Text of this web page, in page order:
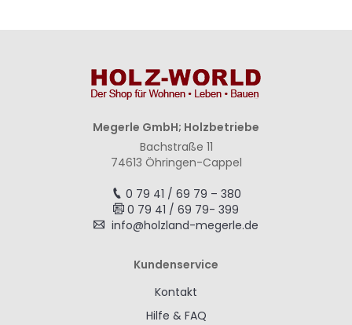
Megerle GmbH; Holzbetriebe
Bachstraße 11
74613 Öhringen-Cappel
0 79 41 / 69 79 – 380
0 79 41 / 69 79- 399
info@holzland-megerle.de
Kundenservice
Kontakt
Hilfe & FAQ